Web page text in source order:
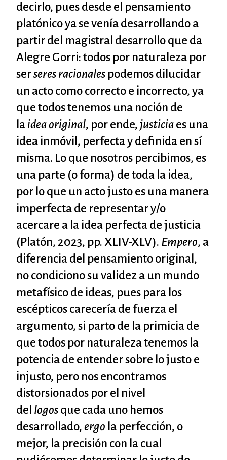
decirlo, pues desde el pensamiento
platónico ya se venía desarrollando a
partir del magistral desarrollo que da
Alegre Gorri: todos por naturaleza por
serseres racionales podemos dilucidar
un acto como correcto e incorrecto, ya
que todos tenemos una noción de
la idea original, por ende, justicia es una
idea inmóvil, perfecta y definida en sí
misma. Lo que nosotros percibimos, es
una parte (o forma) de toda la idea,
por lo que un acto justo es una manera
imperfecta de representar y/o
acercare a la idea perfecta de justicia
(Platón, 2023, pp. XLIV-XLV). Empero, a
diferencia del pensamiento original,
no condiciono su validez a un mundo
metafísico de ideas, pues para los
escépticos carecería de fuerza el
argumento, si parto de la primicia de
que todos por naturaleza tenemos la
potencia de entender sobre lo justo e
injusto, pero nos encontramos
distorsionados por el nivel
del logos que cada uno hemos
desarrollado, ergo la perfección, o
mejor, la precisión con la cual